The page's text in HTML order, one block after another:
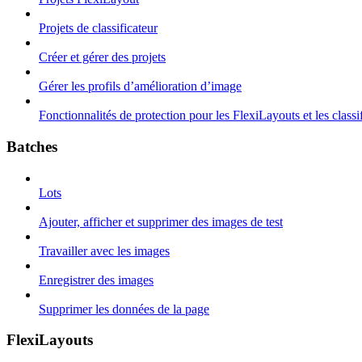
Projets de classificateur
Créer et gérer des projets
Gérer les profils d’amélioration d’image
Fonctionnalités de protection pour les FlexiLayouts et les
Batches
Lots
Ajouter, afficher et supprimer des images de test
Travailler avec les images
Enregistrer des images
Supprimer les données de la page
FlexiLayouts